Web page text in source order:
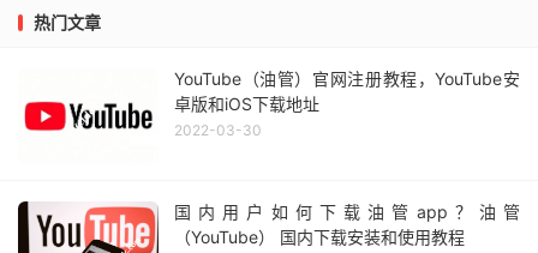
热门文章
YouTube（油管）官网注册教程，YouTube安
卓版和iOS下载地址
2022-03-30
国内用户如何下载油管app？油管
（YouTube） 国内下载安装和使用教程